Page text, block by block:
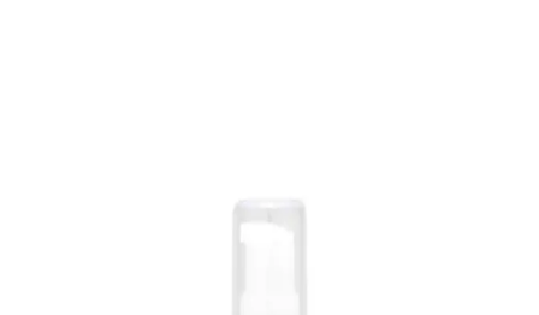
Bebak Acı Badem Sütü, doğal badem yağı ve Coenzyme Q10